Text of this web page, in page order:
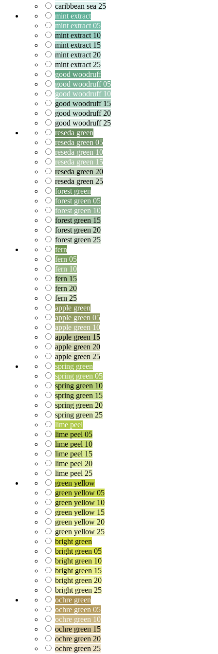
caribbean sea 25
mint extract
mint extract 05
mint extract 10
mint extract 15
mint extract 20
mint extract 25
good woodruff
good woodruff 05
good woodruff 10
good woodruff 15
good woodruff 20
good woodruff 25
reseda green
reseda green 05
reseda green 10
reseda green 15
reseda green 20
reseda green 25
forest green
forest green 05
forest green 10
forest green 15
forest green 20
forest green 25
fern
fern 05
fern 10
fern 15
fern 20
fern 25
apple green
apple green 05
apple green 10
apple green 15
apple green 20
apple green 25
spring green
spring green 05
spring green 10
spring green 15
spring green 20
spring green 25
lime peel
lime peel 05
lime peel 10
lime peel 15
lime peel 20
lime peel 25
green yellow
green yellow 05
green yellow 10
green yellow 15
green yellow 20
green yellow 25
bright green
bright green 05
bright green 10
bright green 15
bright green 20
bright green 25
ochre green
ochre green 05
ochre green 10
ochre green 15
ochre green 20
ochre green 25